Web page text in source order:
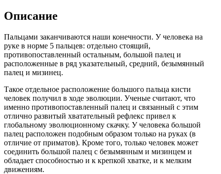
Описание
Пальцами заканчиваются наши конечности. У человека на
руке в норме 5 пальцев: отдельно стоящий,
противопоставленный остальным, большой палец и
расположенные в ряд указательный, средний, безымянный
палец и мизинец.
Такое отдельное расположение большого пальца кисти
человек получил в ходе эволюции. Ученые считают, что
именно противопоставленный палец и связанный с этим
отлично развитый хватательный рефлекс привел к
глобальному эволюционному скачку. У человека большой
палец расположен подобным образом только на руках (в
отличие от приматов). Кроме того, только человек может
соединить большой палец с безымянным и мизинцем и
обладает способностью и к крепкой хватке, и к мелким
движениям.